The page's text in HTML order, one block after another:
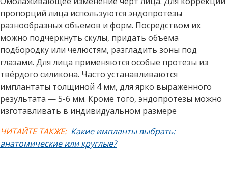
пропорций лица используются эндопротезы
разнообразных объемов и форм. Посредством их
можно подчеркнуть скулы, придать объема
подбородку или челюстям, разгладить зоны под
глазами. Для лица применяются особые протезы из
твёрдого силикона. Часто устанавливаются
имплантаты толщиной 4 мм, для ярко выраженного
результата — 5-6 мм. Кроме того, эндопротезы можно
изготавливать в индивидуальном размере
ЧИТАЙТЕ ТАКЖЕ: Какие импланты выбрать:
анатомические или круглые?